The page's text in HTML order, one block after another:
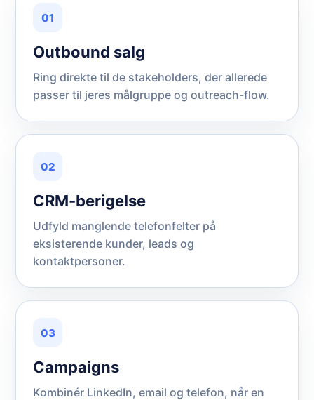
01
Outbound salg
Ring direkte til de stakeholders, der allerede
passer til jeres målgruppe og outreach-flow.
02
CRM-berigelse
Udfyld manglende telefonfelter på
eksisterende kunder, leads og
kontaktpersoner.
03
Campaigns
Kombinér LinkedIn, email og telefon, når en